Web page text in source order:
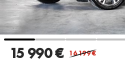
15 990 € 16 199€